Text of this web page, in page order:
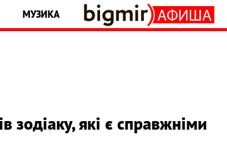
МУЗИКА
зодіаку, які є справжніми